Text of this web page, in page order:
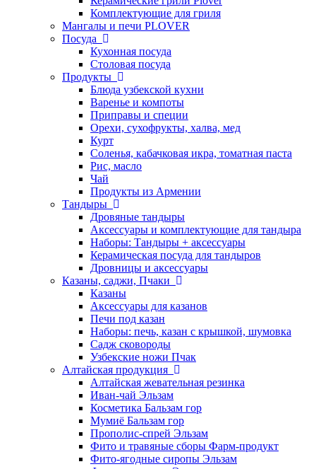
Комплектующие для гриля
Мангалы и печи PLOVER
Посуда
Кухонная посуда
Столовая посуда
Продукты
Блюда узбекской кухни
Варенье и компоты
Приправы и специи
Орехи, сухофрукты, халва, мед
Курт
Соленья, кабачковая икра, томатная паста
Рис, масло
Чай
Продукты из Армении
Тандыры
Дровяные тандыры
Аксессуары и комплектующие для тандыра
Наборы: Тандыры + аксессуары
Керамическая посуда для тандыров
Дровницы и аксессуары
Казаны, саджи, Пчаки
Казаны
Аксессуары для казанов
Печи под казан
Наборы: печь, казан с крышкой, шумовка
Садж сковороды
Узбекские ножи Пчак
Алтайская продукция
Алтайская жевательная резинка
Иван-чай Эльзам
Косметика Бальзам гор
Мумиё Бальзам гор
Прополис-спрей Эльзам
Фито и травяные сборы Фарм-продукт
Фито-ягодные сиропы Эльзам